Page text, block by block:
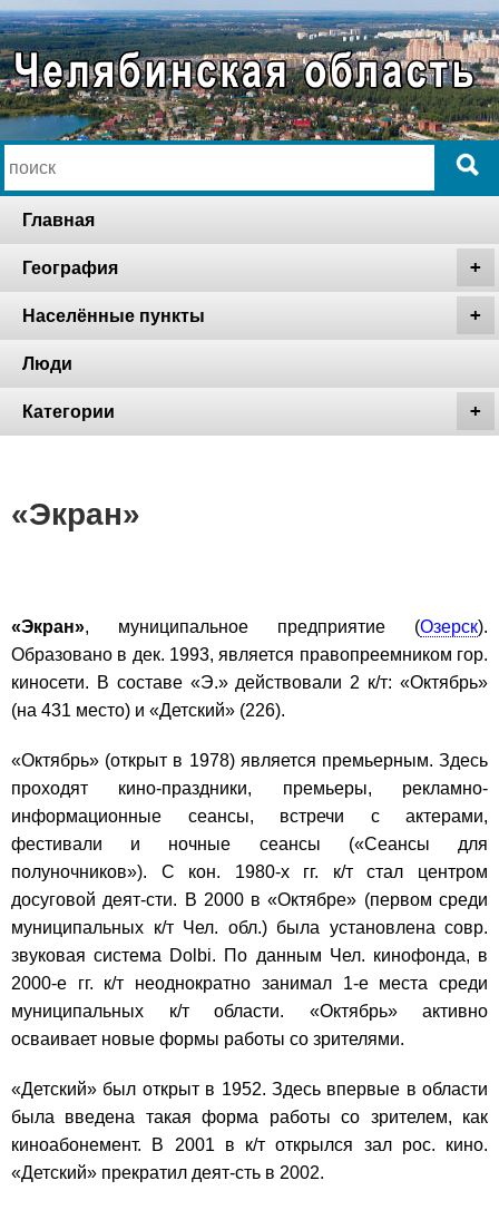
Главная
География
Населённые пункты
Люди
Категории
«Экран»
«Экран», муниципальное предприятие (Озерск).
Образовано в дек. 1993, является правопреемником гор.
киносети. В составе «Э.» действовали 2 к/т: «Октябрь»
(на 431 место) и «Детский» (226).
«Октябрь» (открыт в 1978) является премьерным. Здесь
проходят кино-праздники, премьеры, рекламно-
информационные сеансы, встречи с актерами,
фестивали и ночные сеансы («Сеансы для
полуночников»). С кон. 1980-х гг. к/т стал центром
досуговой деят-сти. В 2000 в «Октябре» (первом среди
муниципальных к/т Чел. обл.) была установлена совр.
звуковая система Dolbi. По данным Чел. кинофонда, в
2000-е гг. к/т неоднократно занимал 1-е места среди
муниципальных к/т области. «Октябрь» активно
осваивает новые формы работы со зрителями.
«Детский» был открыт в 1952. Здесь впервые в области
была введена такая форма работы со зрителем, как
киноабонемент. В 2001 в к/т открылся зал рос. кино.
«Детский» прекратил деят-сть в 2002.